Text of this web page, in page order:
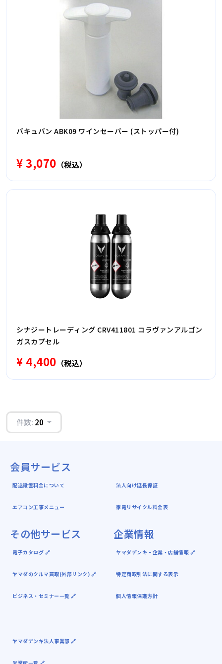
バキュバン ABK09 ワインセーバー (ストッパー付)
¥ 3,070 （税込）
シナジートレーディング CRV411801 コラヴァンアルゴン
ガスカプセル
¥ 4,400 （税込）
件数: 20
会員サービス
配送設置料金について
エアコン工事メニュー
法人向け延長保証
家電リサイクル料金表
その他サービス
電子カタログ 🔗
ヤマダのクルマ買取(外部リンク) 🔗
ビジネス・セミナー一覧 🔗
企業情報
ヤマダデンキ ｰ 企業・店舗情報 🔗
特定商取引法に関する表示
個人情報保護方針
ヤマダデンキ法人事業部 🔗